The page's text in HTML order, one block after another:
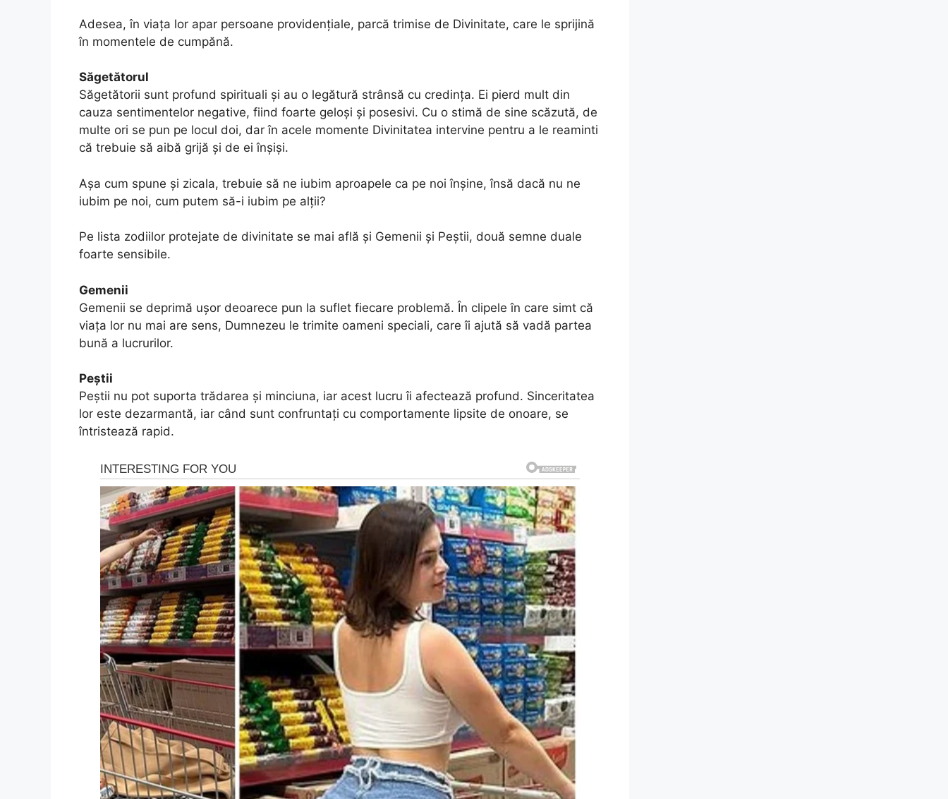
Adesea, în viața lor apar persoane providențiale, parcă trimise de Divinitate, care le sprijină
în momentele de cumpănă.
Săgetătorul
Săgetătorii sunt profund spirituali și au o legătură strânsă cu credința. Ei pierd mult din
cauza sentimentelor negative, fiind foarte geloși și posesivi. Cu o stimă de sine scăzută, de
multe ori se pun pe locul doi, dar în acele momente Divinitatea intervine pentru a le reaminti
că trebuie să aibă grijă și de ei înșiși.
Așa cum spune și zicala, trebuie să ne iubim aproapele ca pe noi înșine, însă dacă nu ne
iubim pe noi, cum putem să-i iubim pe alții?
Pe lista zodiilor protejate de divinitate se mai află și Gemenii și Peștii, două semne duale
foarte sensibile.
Gemenii
Gemenii se deprimă ușor deoarece pun la suflet fiecare problemă. În clipele în care simt că
viața lor nu mai are sens, Dumnezeu le trimite oameni speciali, care îi ajută să vadă partea
bună a lucrurilor.
Peștii
Peștii nu pot suporta trădarea și minciuna, iar acest lucru îi afectează profund. Sinceritatea
lor este dezarmantă, iar când sunt confruntați cu comportamente lipsite de onoare, se
întristează rapid.